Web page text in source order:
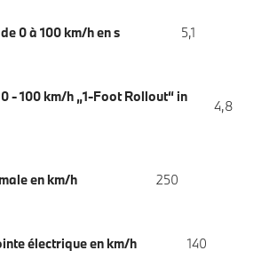
0 à 100 km/h en s 5,1
- 100 km/h „1-Foot Rollout“ in
4,8
en km/h 250
électrique en km/h 140